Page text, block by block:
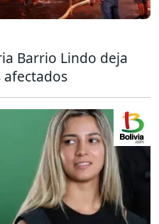
Barrio Lindo deja
afectados